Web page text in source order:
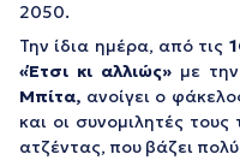
2050.
Την ίδια ημέρα, από τις
«Έτσι κι αλλιώς»με την
Μπίτα, ανοίγει ο
και οι συνομιλητές
ατζέντας, που βάζει